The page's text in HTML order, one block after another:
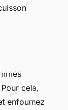
Pour cela,
enfournez